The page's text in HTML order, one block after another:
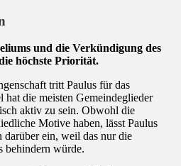
und die Verkündigung des
höchste Priorität.
tritt Paulus für das
die meisten Gemeindeglieder
aktiv zu sein. Obwohl die
Motive haben, lässt Paulus
ein, weil das nur die
behindern würde.